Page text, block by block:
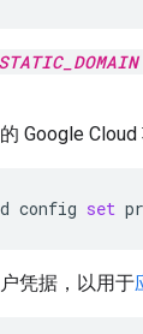
Google Cloud
config set
凭据，以用于